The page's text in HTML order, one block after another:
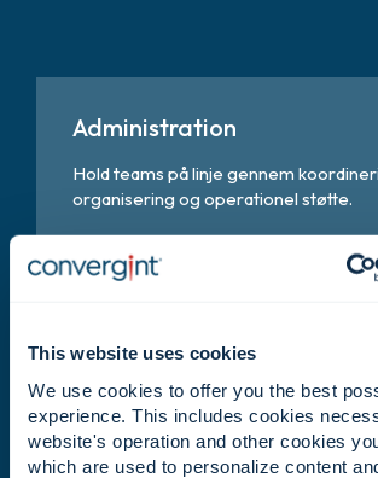
This website uses cookies
We use cookies to offer you the best
experience. This includes cookies
website's operation and other cookies
which are used to personalize content
Administration
Hold teams på linje gennem
organisering og operationel støtte.
Identificer vækstmuligheder og hjælp
udvide Convergints rækkevidde og